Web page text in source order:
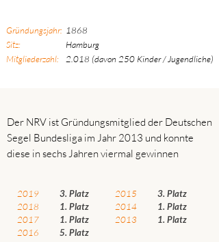
Gründungsjahr:
Sitz:
Mitgliederzahl:
1868
Hamburg
2.018 (davon 250 Kinder / Jugendliche)
Der NRV ist Gründungsmitglied der Deutschen
Segel Bundesliga im Jahr 2013 und konnte
diese in sechsJahren viermal gewinnen
2019
3. Platz
2018
1. Platz
2017
1. Platz
2016
5. Platz
2015
3. Platz
2014
1. Platz
2013
1. Platz